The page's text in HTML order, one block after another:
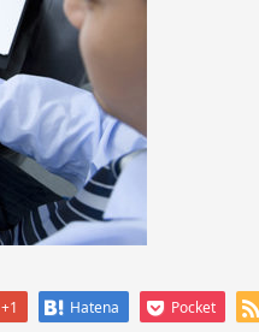
+1 Hatena Pocket